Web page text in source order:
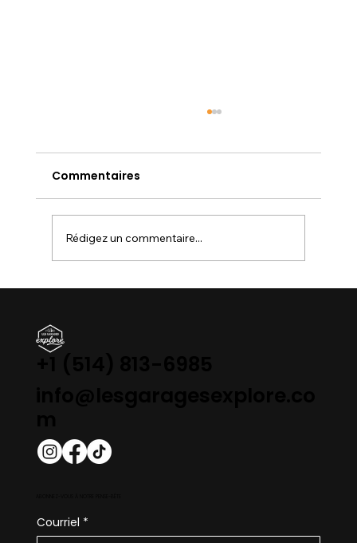
Commentaires
Rédigez un commentaire...
Courriel *